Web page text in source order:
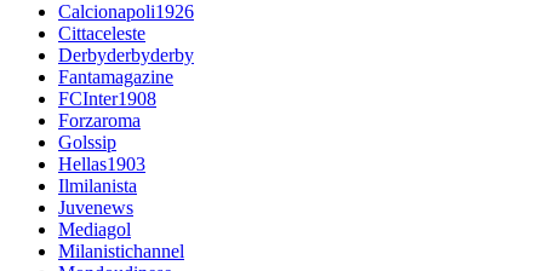
Calcionapoli1926
Cittaceleste
Derbyderbyderby
Fantamagazine
FCInter1908
Forzaroma
Golssip
Hellas1903
Ilmilanista
Juvenews
Mediagol
Milanistichannel